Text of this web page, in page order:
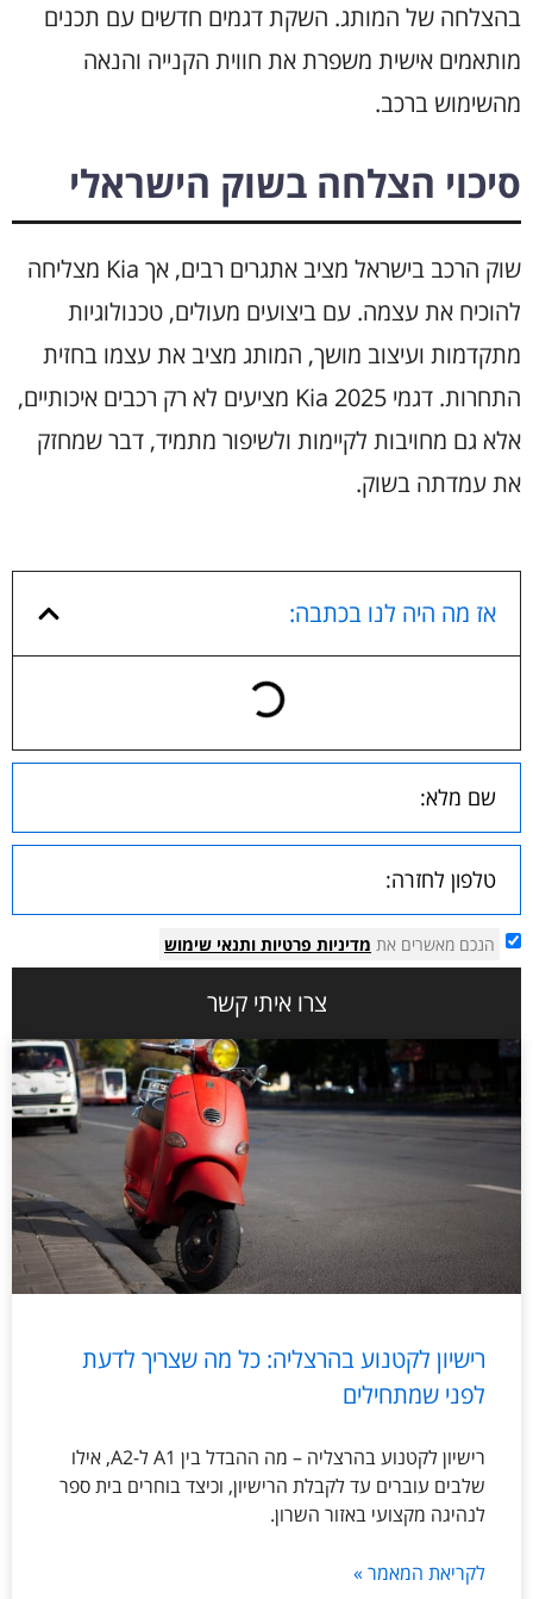
בהצלחה של המותג. השקת דגמים חדשים עם תכנים
מותאמים אישית משפרת את חווית הקנייה והנאה
מהשימוש ברכב.
סיכוי הצלחה בשוק הישראלי
שוק הרכב בישראל מציב אתגרים רבים, אך Kia מצליחה
להוכיח את עצמה. עם ביצועים מעולים, טכנולוגיות
מתקדמות ועיצוב מושך, המותג מציב את עצמו בחזית
התחרות. דגמי Kia 2025 מציעים לא רק רכבים איכותיים,
אלא גם מחויבות לקיימות ולשיפור מתמיד, דבר שמחזק
את עמדתה בשוק.
אז מה היה לנו בכתבה:
הנכם מאשרים את מדיניות פרטיות ותנאי שימוש
צרו איתי קשר
רישיון לקטנוע בהרצליה: כל מה שצריך לדעת
לפני שמתחילים
רישיון לקטנוע בהרצליה – מה ההבדל בין A1 ל-A2, אילו
שלבים עוברים עד לקבלת הרישיון, וכיצד בוחרים בית ספר
לנהיגה מקצועי באזור השרון.
לקריאת המאמר »